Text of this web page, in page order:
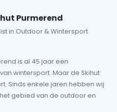
Purmerend
in Outdoor & Wintersport
is al 45 jaar een
wintersport. Maar de Skihut
Sinds enkele jaren hebben wij
gebied van de outdoor en